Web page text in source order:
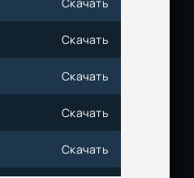
Скачать
Скачать
Скачать
Скачать